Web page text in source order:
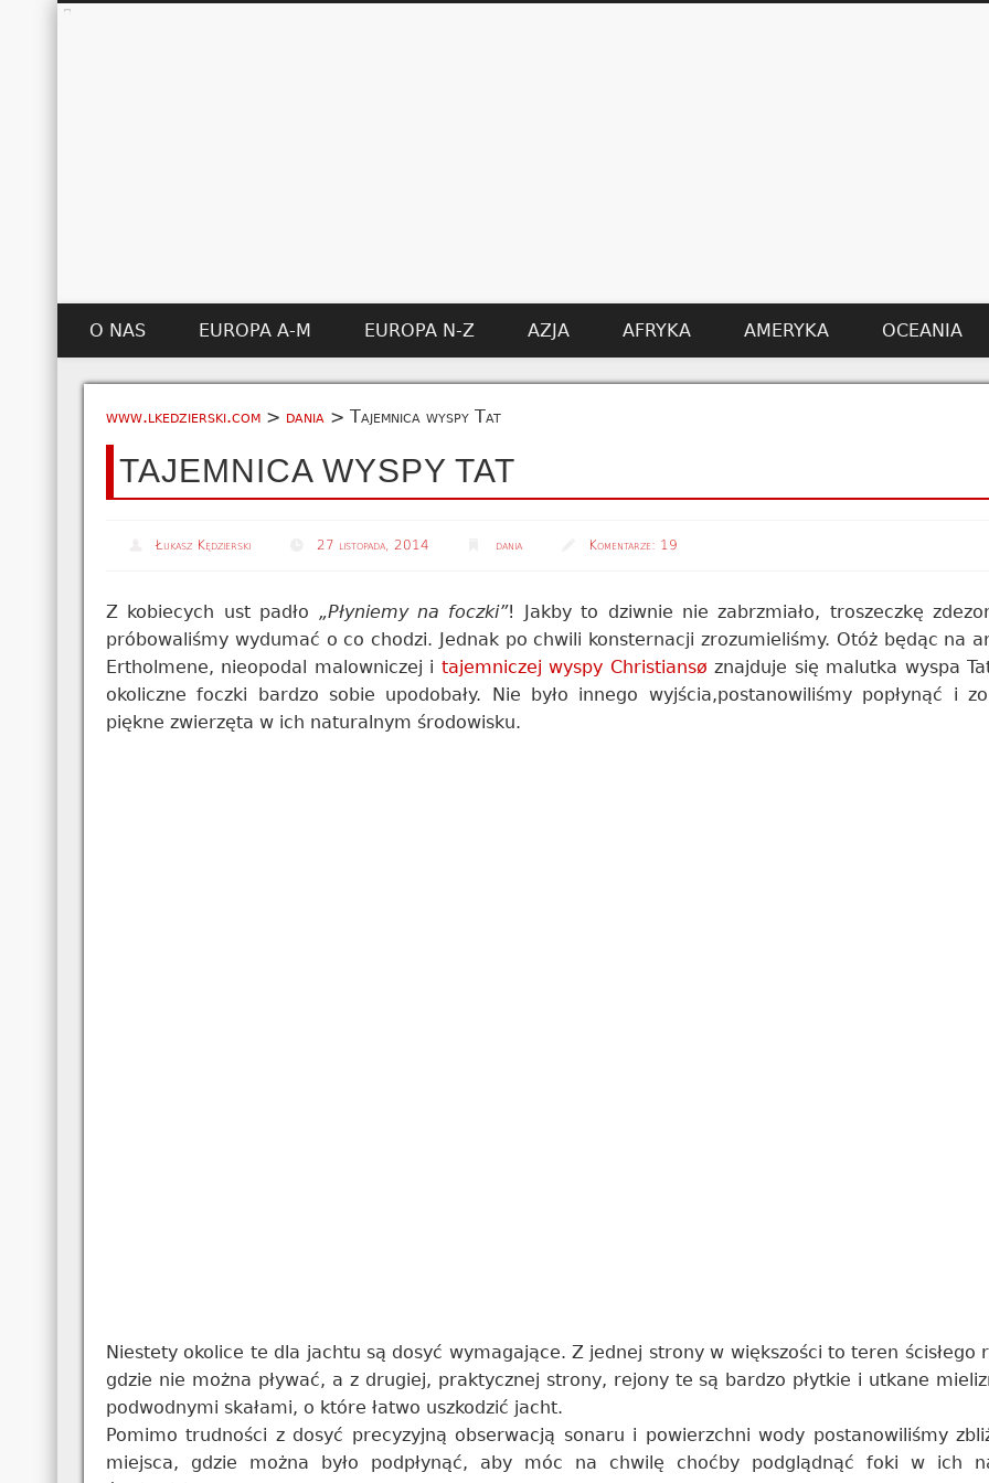
O NAS EUROPA A-M EUROPA N-Z AZJA AFRYKA AMERYKA OCEANIA
www.lkedzierski.com> dania> Tajemnica wyspy Tat
TAJEMNICA WYSPY TAT
Łukasz Kędzierski 27 listopada, 2014 dania Komentarze: 19
Z kobiecych ust padło „Płyniemy na foczki”! Jakby to dziwnie nie zabrzmiało, troszeczkę
próbowaliśmy wydumać o co chodzi. Jednak po chwili konsternacji zrozumieliśmy. Otóż będąc na
Ertholmene, nieopodal malowniczej i tajemniczej wyspy Christiansø znajduje się malutka wyspa
okoliczne foczki bardzo sobie upodobały. Nie było innego wyjścia,postanowiliśmy popłynąć i
piękne zwierzęta w ich naturalnym środowisku.
Niestety okolice te dla jachtu są dosyć wymagające. Z jednej strony w większości to teren ścisłego
gdzie nie można pływać, a z drugiej, praktycznej strony, rejony te są bardzo płytkie i utkane
podwodnymi skałami, o które łatwo uszkodzić jacht.
Pomimo trudności z dosyć precyzyjną obserwacją sonaru i powierzchni wody postanowiliśmy
miejsca, gdzie można było podpłynąć, aby móc na chwilę choćby podglądnąć foki w ich